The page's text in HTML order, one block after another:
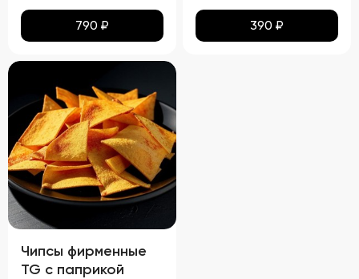
790 ₽ 390 ₽
Чипсы фирменные
TG с паприкой